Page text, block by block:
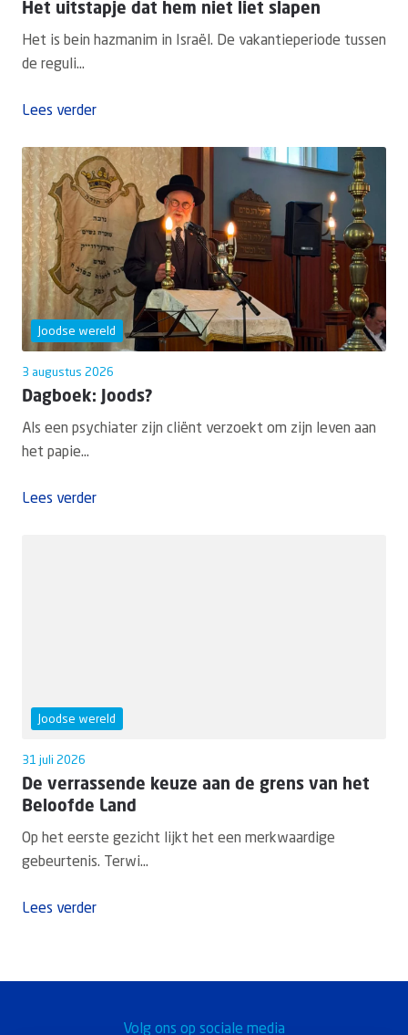
Het uitstapje dat hem niet liet slapen
Het is bein hazmanim in Israël. De vakantieperiode tussen
de reguli...
Lees verder
Joodse wereld
3 augustus 2026
Dagboek: Joods?
Als een psychiater zijn cliënt verzoekt om zijn leven aan
het papie...
Lees verder
Joodse wereld
31 juli 2026
De verrassende keuze aan de grens van het
Beloofde Land
Op het eerste gezicht lijkt het een merkwaardige
gebeurtenis. Terwi...
Lees verder
Volg ons op sociale media